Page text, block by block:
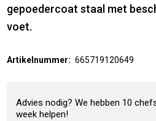
gepoedercoat staal met
voet.
Artikelnummer: 665719120649
Advies nodig? We hebben 10
week helpen!